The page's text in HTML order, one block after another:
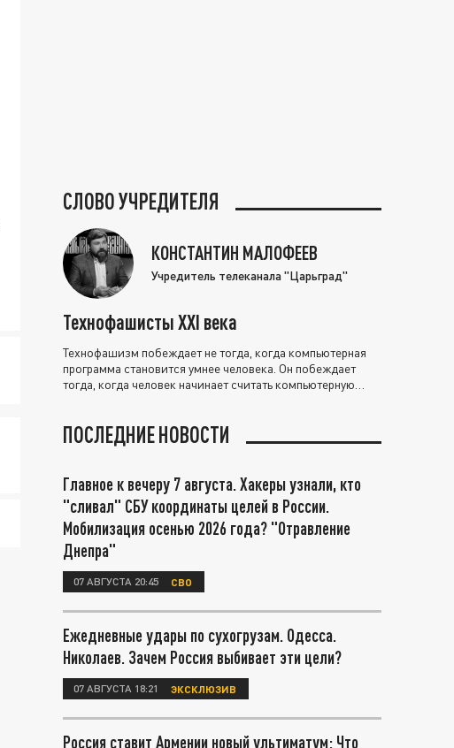
СЛОВО УЧРЕДИТЕЛЯ
КОНСТАНТИН МАЛОФЕЕВ
Учредитель телеканала "Царьград"
Технофашисты XXI века
Технофашизм побеждает не тогда, когда компьютерная
программа становится умнее человека. Он побеждает
тогда, когда человек начинает считать компьютерную
ПОСЛЕДНИЕ НОВОСТИ
Главное к вечеру 7 августа. Хакеры узнали, кто
"сливал" СБУ координаты целей в России.
Мобилизация осенью 2026 года? "Отравление
Днепра"
07 АВГУСТА 20:45 СВО
Ежедневные удары по сухогрузам. Одесса.
Николаев. Зачем Россия выбивает эти цели?
07 АВГУСТА 18:21 ЭКСКЛЮЗИВ
Россия ставит Армении новый ультиматум: Что